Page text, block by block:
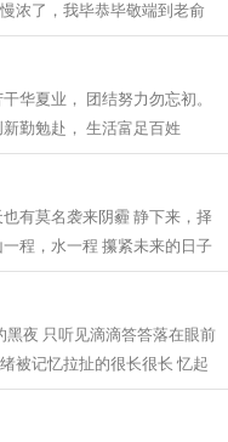
浓了，我毕恭毕敬端到老俞
华夏业， 团结努力勿忘初。
勤勉赴， 生活富足百姓
有莫名袭来阴霾 静下来，择
程，水一程 攥紧未来的日子
黑夜 只听见滴滴答答落在眼前
被记忆拉扯的很长很长 忆起